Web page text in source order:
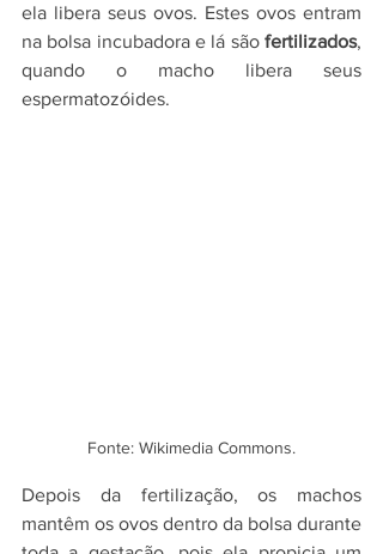
ela libera seus ovos. Estes ovos entram
na bolsa incubadora e lá são fertilizados,
quando o macho libera seus
espermatozóides.
Fonte: Wikimedia Commons.
Depois da fertilização, os machos
mantêm os ovos dentro da bolsa durante